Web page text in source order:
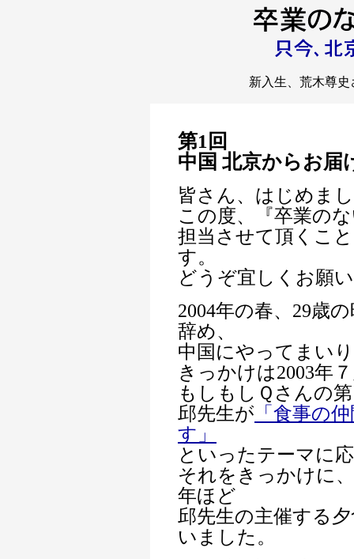
新入生、荒木尊
第1回
中国 北京からお届
皆さん、はじめま
この度、『卒業の
担当させて頂くこ
す。
どうぞ宜しくお願
2004年の春、29歳
辞め、
中国にやってまい
きっかけは2003年
もしもしＱさんの
邱先生が 「食事の
す」
といったテーマに
それをきっかけに
年ほど
邱先生の主催する
いました。